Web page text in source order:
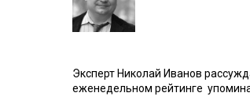
Эксперт Николай Иванов
еженедельном рейтинге